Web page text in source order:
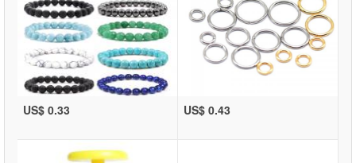
US$ 0.33 US$ 0.43